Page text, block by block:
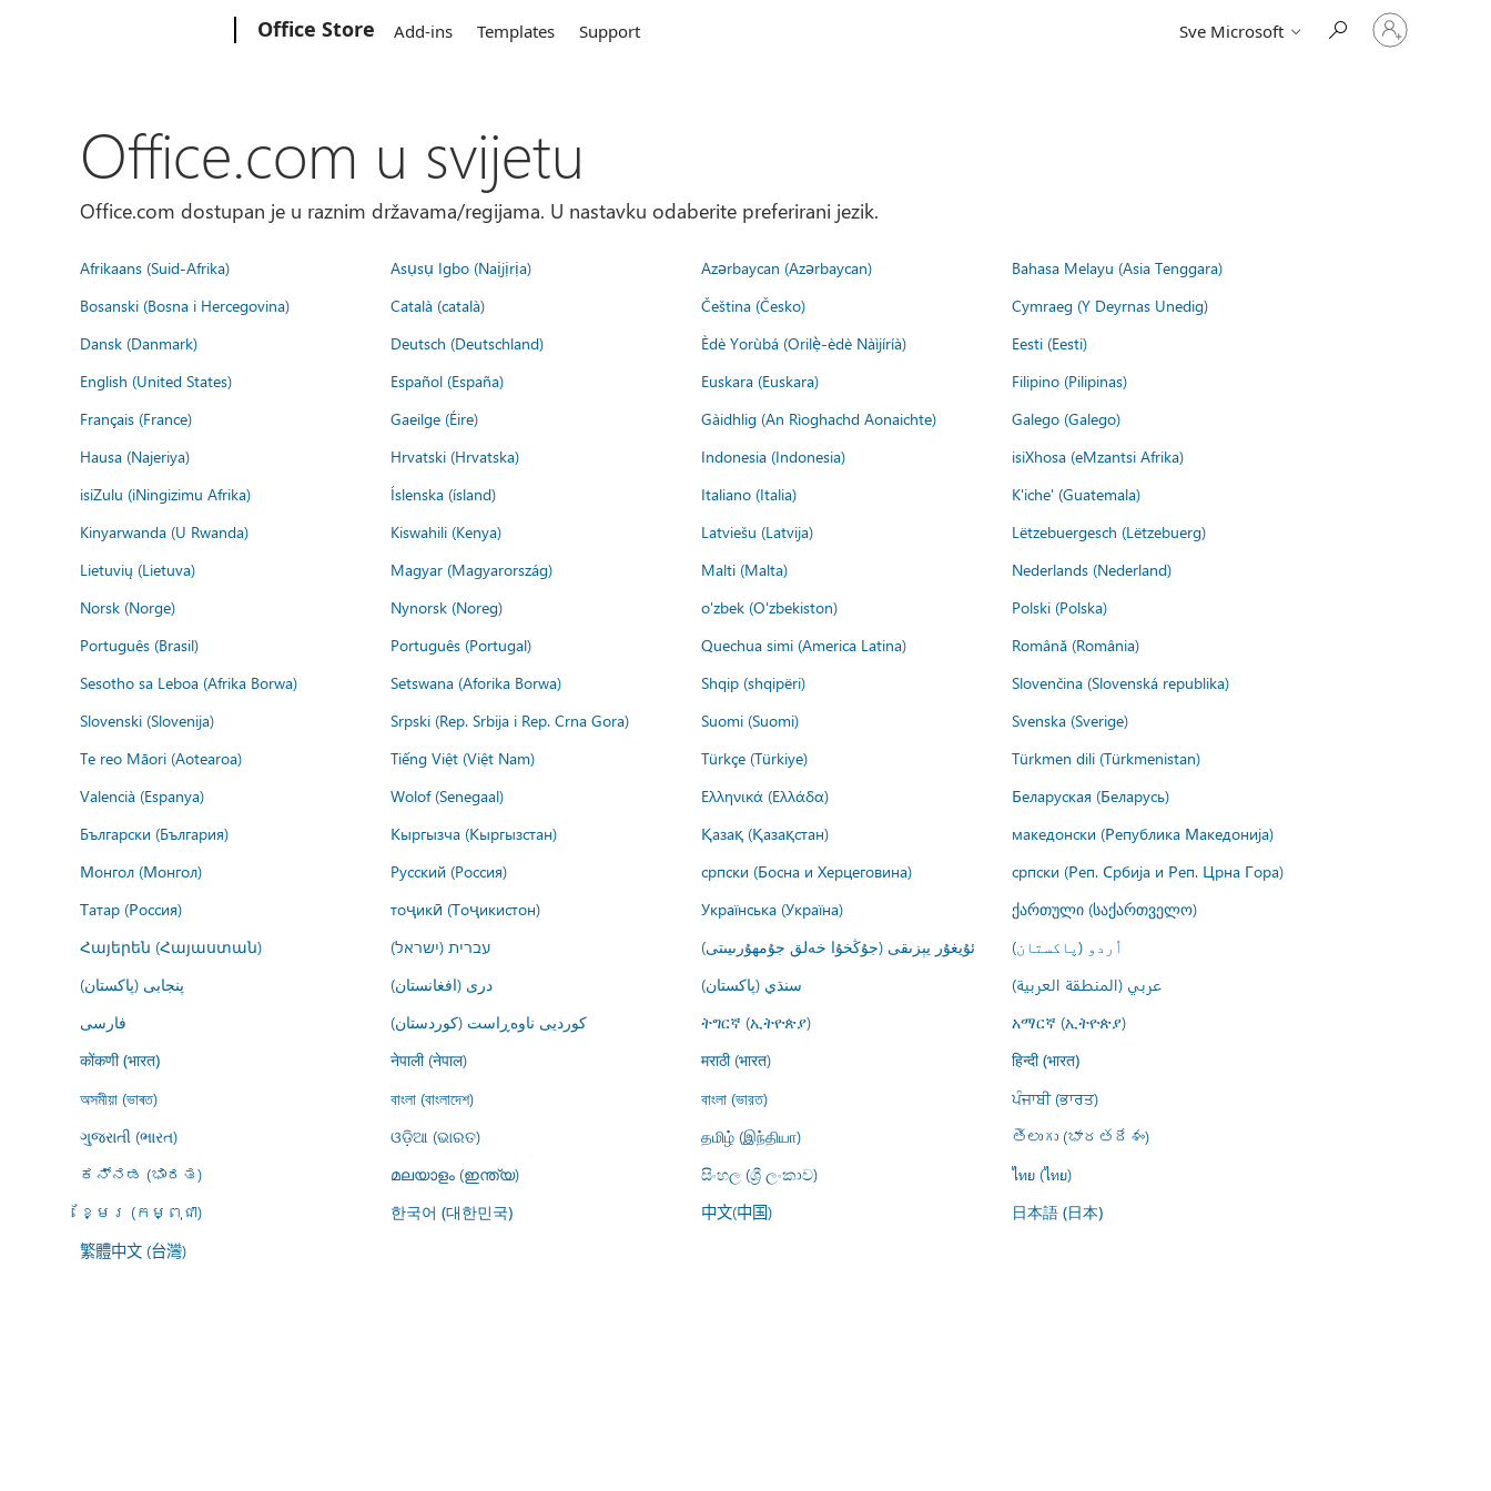
Office Store Add-ins Templates Support Sve Microsoft
Prijavite
se
Office.com u svijetu
Office.com dostupan je u raznim državama/regijama. U nastavku odaberite preferirani jezik.
Afrikaans (Suid-Afrika) Asụsụ Igbo (Naịjịrịa) Azərbaycan (Azərbaycan)
Bahasa Melayu (Asia Tenggara)
Bosanski (Bosna i Hercegovina)
Català (català) Čeština (Česko)
Cymraeg (Y Deyrnas Unedig)
Dansk (Danmark)
Deutsch (Deutschland) Èdè Yorùbá (Orilẹ̀-èdè Nàìjíríà)
Eesti (Eesti)
English (United States)
Español (España) Euskara (Euskara)
Filipino (Pilipinas)
Français (France)
Gaeilge (Éire) Gàidhlig (An Rìoghachd Aonaichte)
Galego (Galego)
Hausa (Najeriya)
Hrvatski (Hrvatska) Indonesia (Indonesia)
isiXhosa (eMzantsi Afrika)
isiZulu (iNingizimu Afrika)
Íslenska (ísland) Italiano (Italia)
K'iche' (Guatemala)
Kinyarwanda (U Rwanda)
Kiswahili (Kenya) Latviešu (Latvija)
Lëtzebuergesch (Lëtzebuerg)
Lietuvių (Lietuva)
Magyar (Magyarország) Malti (Malta)
Nederlands (Nederland)
Norsk (Norge)
Nynorsk (Noreg) o'zbek (O'zbekiston)
Polski (Polska)
Português (Brasil)
Português (Portugal) Quechua simi (America Latina)
Română (România)
Sesotho sa Leboa (Afrika Borwa)
Setswana (Aforika Borwa) Shqip (shqipëri)
Slovenčina (Slovenská republika)
Slovenski (Slovenija)
Srpski (Rep. Srbija i Rep. Crna Gora) Suomi (Suomi)
Svenska (Sverige)
Te reo Māori (Aotearoa)
Tiếng Việt (Việt Nam) Türkçe (Türkiye)
Türkmen dili (Türkmenistan)
Valencià (Espanya)
Wolof (Senegaal) Ελληνικά (Ελλάδα)
Беларуская (Беларусь)
Български (България)
Кыргызча (Кыргызстан) Қазақ (Қазақстан)
македонски (Република Македонија)
Монгол (Монгол)
Русский (Россия) српски (Босна и Херцеговина)
српски (Реп. Србија и Реп. Црна Гора)
Татар (Россия)
тоҷикӣ (Тоҷикистон) Українська (Україна)
ქართული (საქართველო)
Հայերեն (Հայաստան)
עברית (ישראל) ئۇيغۇر يېزىقى (جۇڭخۇا خەلق جۇمھۇرىيىتى)
اُردو (پاکستان)
پنجابی (پاکستان)
درى (افغانستان) سنڌي (پاکستان)
عربي (المنطقة العربية)
فارسى
کوردیی ناوەڕاست (کوردستان) ትግርኛ (ኢትዮጵያ) አማርኛ (ኢትዮጵያ)
कोंकणी (भारत) नेपाली (नेपाल) मराठी (भारत) हिन्दी (भारत)
অসমীয়া (ভাৰত) বাংলা (বাংলাদেশ) বাংলা (ভারত)
ਪੰਜਾਬੀ (ਭਾਰਤ)
ગુજરાતી (ભારત)
ଓଡ଼ିଆ (ଭାରତ) தமிழ் (இந்தியா)
తెలుగు (భారతదేశం)
ಕನ್ನಡ (ಭಾರತ)
മലയാളം (ഇന്ത്യ) සිංහල (ශ්‍රී ලංකාව)
ไทย (ไทย)
ខ្មែរ (កម្ពុជា)
한국어 (대한민국) 中文(中国) 日本語 (日本)
繁體中文 (台灣)